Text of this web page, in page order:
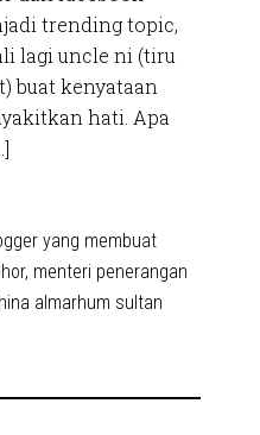
trending topic,
lagi uncle ni (tiru
buat kenyataan
hati. Apa
yang membuat
, menteri penerangan
almarhum sultan